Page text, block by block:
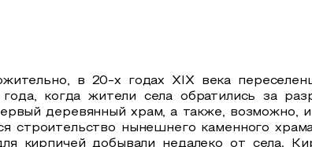
в 20-х годах XIX века
когда жители села обратились за
деревянный храм, а также, возможно,
строительство нынешнего каменного
кирпичей добывали недалеко от села.